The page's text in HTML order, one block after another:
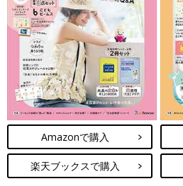
Amazonで購入
楽天ブックスで購入